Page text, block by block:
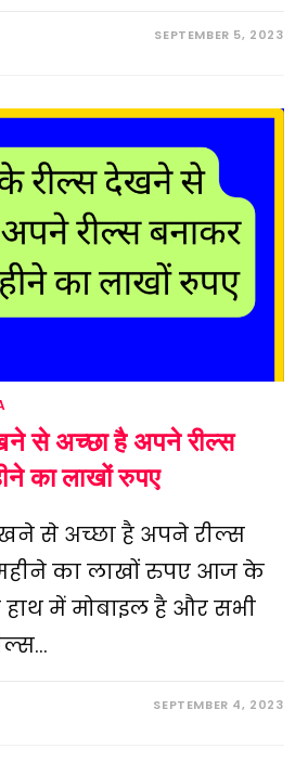
SEPTEMBER 5, 2023
से अच्छा है अपने रील्स
का लाखों रुपए
से अच्छा है अपने रील्स
का लाखों रुपए आज के
में मोबाइल है और सभी
SEPTEMBER 4, 2023